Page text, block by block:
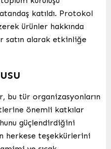
katıldı. Protokol
ürünler hakkında
satın alarak etkinliğe
bu tür organizasyonların
önemli katkılar
güçlendirdiğini
herkese teşekkürlerini